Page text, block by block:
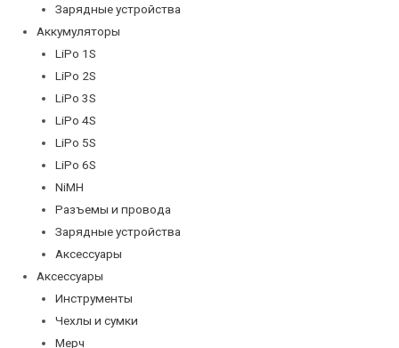
Зарядные устройства
Аккумуляторы
LiPo 1S
LiPo 2S
LiPo 3S
LiPo 4S
LiPo 5S
LiPo 6S
NiMH
Разъемы и провода
Зарядные устройства
Аксессуары
Аксессуары
Инструменты
Чехлы и сумки
Мерч